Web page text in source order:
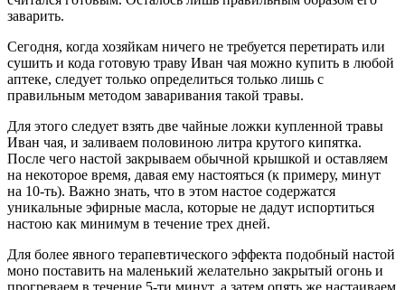
заварить.
Сегодня, когда хозяйкам ничего не требуется перетирать или
сушить и кода готовую траву Иван чая можно купить в любой
аптеке, следует только определиться только лишь с
правильным методом заваривания такой травы.
Для этого следует взять две чайные ложки купленной травы
Иван чая, и заливаем половиною литра крутого кипятка.
После чего настой закрываем обычной крышкой и оставляем
на некоторое время, давая ему настояться (к примеру, минут
на 10-ть). Важно знать, что в этом настое содержатся
уникальные эфирные масла, которые не дадут испортиться
настою как минимум в течение трех дней.
Для более явного терапевтического эффекта подобный настой
моно поставить на маленький желательно закрытый огонь и